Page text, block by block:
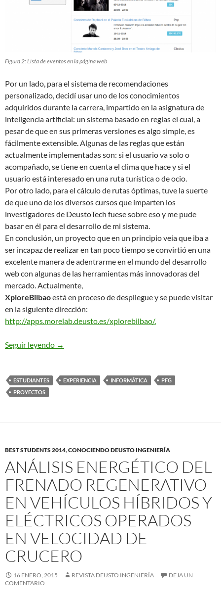
Figura 2: Lista de eventos en la página web
Por un lado, para el sistema de recomendaciones
personalizado, decidí usar uno de los conocimientos
adquiridos durante la carrera, impartido en la asignatura de
inteligencia artificial: un sistema basado en reglas el cual, a
pesar de que en sus primeras versiones es algo simple, es
fácilmente extensible. Algunas de las reglas que están
actualmente implementadas son: si el usuario va solo o
acompañado, se tiene en cuenta el clima que hace y si el
usuario está interesado en una ruta turística o de ocio.
Por otro lado, para el cálculo de rutas óptimas, tuve la suerte
de que uno de los diversos cursos que imparten los
investigadores de DeustoTech fuese sobre eso y me pude
basar en él para el desarrollo de mi sistema.
En conclusión, un proyecto que en un principio veía que iba a
ser incapaz de realizar en tan poco tiempo se convirtió en una
excelente manera de adentrarme en el mundo del desarrollo
web con algunas de las herramientas más innovadoras del
mercado. Actualmente,
XploreBilbaoestá en proceso de despliegue y se puede visitar
en la siguiente dirección:
http://apps.morelab.deusto.es/xplorebilbao/.
Seguir leyendo XploreBilbao: Desarrollo de un aplicativo
→
ESTUDIANTES EXPERIENCIA INFORMÁTICA
PFG
PROYECTOS
BEST STUDENTS 2014,CONOCIENDO DEUSTO INGENIERÍA
ANÁLISIS ENERGÉTICO DEL
FRENADO REGENERATIVO
EN VEHÍCULOS HÍBRIDOS Y
ELÉCTRICOS OPERADOS
EN VELOCIDAD DE
CRUCERO
16 ENERO, 2015 REVISTA DEUSTO INGENIERÍA
DEJA UN
COMENTARIO